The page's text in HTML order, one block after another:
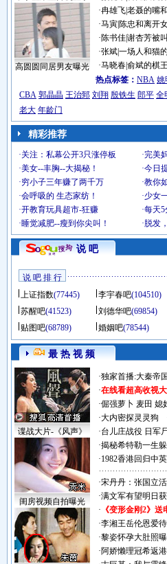
高圆圆同居男友曝光
·冉雄飞|老聂的嘴
·马寅| 陈忠和离开
·陈书佳|谢杏芳被
·张斌|一场人和猫
·马晓春|俞斌的棋
热点标签： NBA 姚
CBA 郭晶晶 王治郅 刘翔 殷铁生 郎平 全
老大 年龄门
精彩推荐
·关注：私幕公开3只涨停板 ·完美
·美女--丰胸--大揭秘！ ·今日
·穷小子三年赚了两千万 ·教你
·会呼吸的 生态家纺！ ·少女
·开教育玩具超市-狂赚 ·每天5
·睡觉减肥--瘦到你尖叫！ · 脱发
说 吧
说 吧 排 行
上证指数(77445) 李宇春吧(104510)
苏醒吧(41523) 刘德华吧(69854)
贴图吧(68789) 婚姻吧(78544)
最 热 视 频
谍战大片-《风声》
闺房视频自拍曝光
·独家首播:大秦帝国
·在线看超高收视
·倔强萝卜 麦田 媳
·大内密探灵灵狗
·台儿庄战役 日军
·揭秘希特勒一生
·1982香港回归中
·宋丹丹：张国立
·满文军有望明日
· 《变形金刚2》送
·李湘王岳伦恩爱
·黎姿怀孕大肚照
·阿娇懒理冠希返